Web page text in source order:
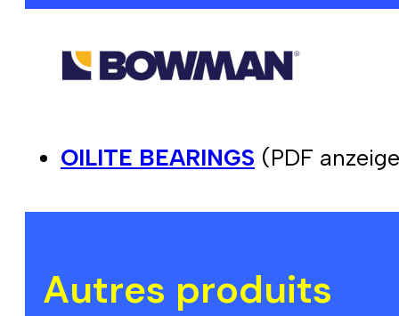
OILITE BEARINGS (PDF
Autres produits